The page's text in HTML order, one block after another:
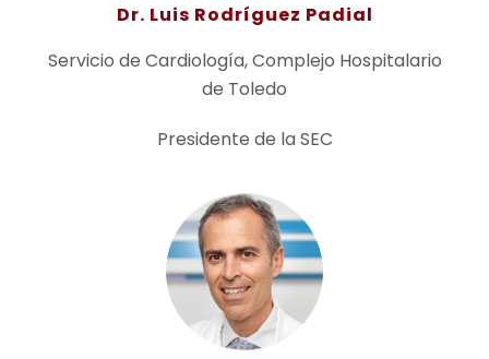
Dr. Luis Rodríguez Padial
Servicio de Cardiología, Complejo Hospitalario
de Toledo
Presidente de la SEC